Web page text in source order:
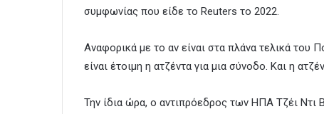
συμφωνίας που είδε το Reuters το 2022.
Αναφορικά με το αν είναι στα πλάνα τελικά του
είναι έτοιμη η ατζέντα για μια σύνοδο. Και η
Την ίδια ώρα, ο αντιπρόεδρος των ΗΠΑ Τζέι Ντι